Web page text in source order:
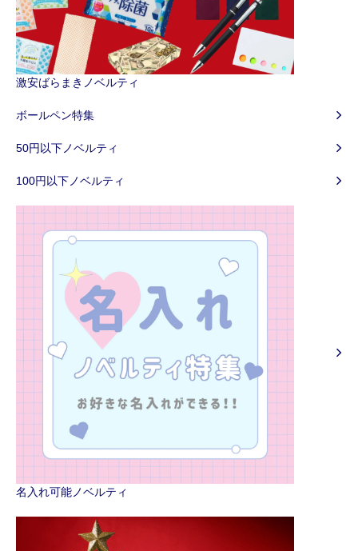
激安ばらまきノベルティ
ボールペン特集
50円以下ノベルティ
100円以下ノベルティ
名入れ可能ノベルティ